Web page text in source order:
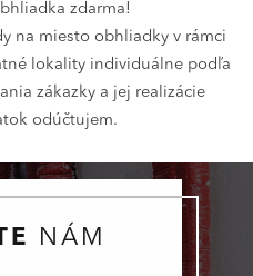
zdarma!
na miesto obhliadky v rámci
lokality individuálne podľa
zákazky a jej realizácie
odúčtujem.
NÁM